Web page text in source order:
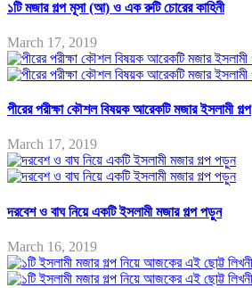
১টি মজার গল্প মূসা (আ) ও এক রুটি চোরের কাহিনী
March 17, 2019
পীরের পরীক্ষা কৌশল বিষয়ক আরেকটি মজার ইসলামী গল্প
March 17, 2019
দরবেশ ও বাঘ নিয়ে একটি ইসলামী মজার গল্প পড়ুন
March 16, 2019